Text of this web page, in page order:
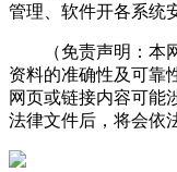
管理、软件开各系统
（免责声明：本网
资料的准确性及可靠
网页或链接内容可能
法律文件后，将会依